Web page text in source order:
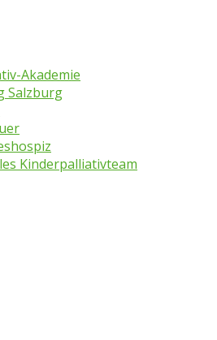
Akademie
Salzburg
Kinderpalliativteam